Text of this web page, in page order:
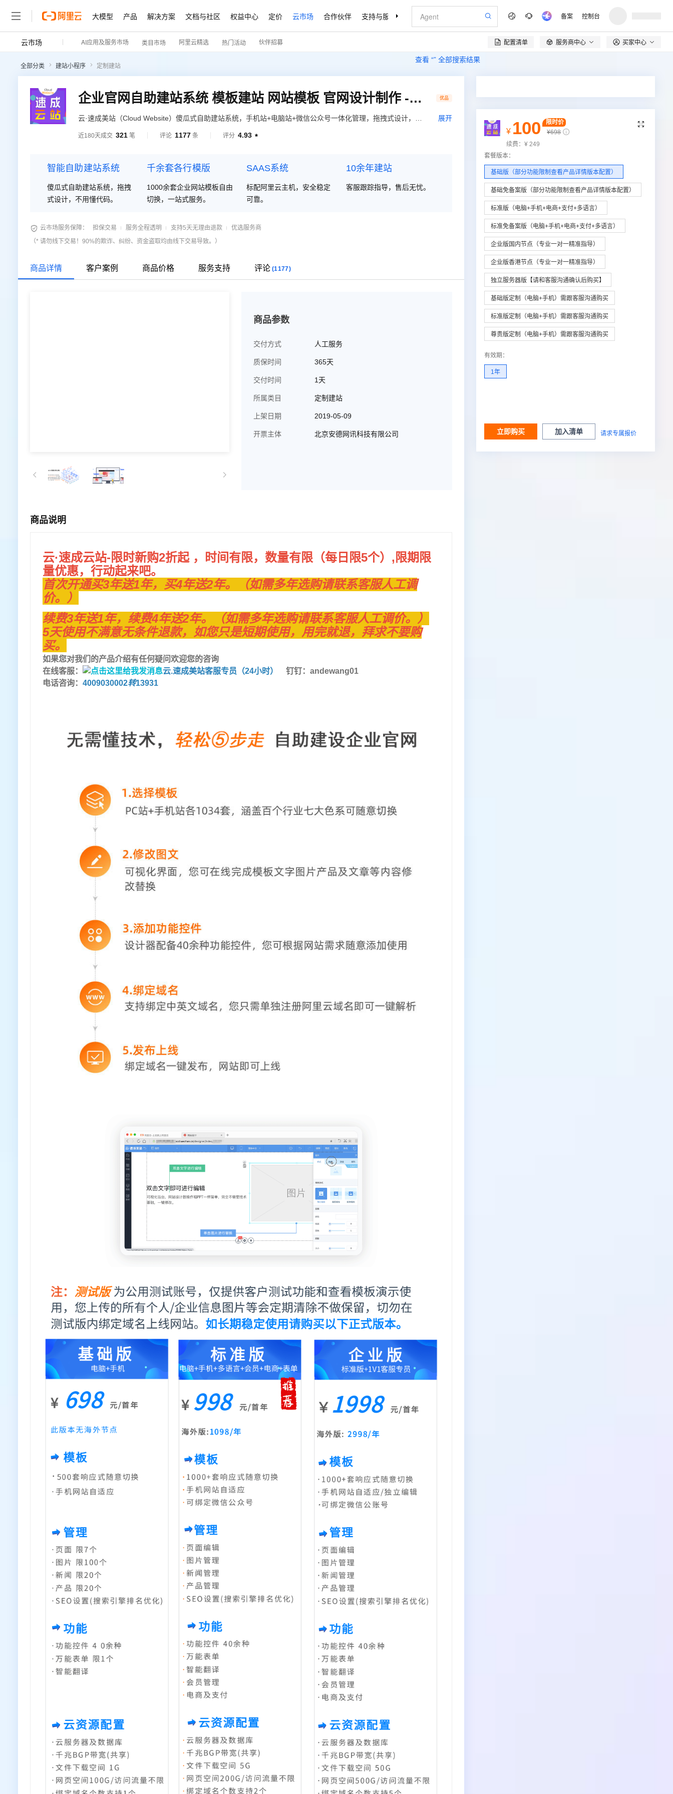
大模型 产品 解决方案 文档与社区 权益中心 定价 云市场 合作伙伴 支持与服务 了解阿里云
查看 “” 全部搜索结果
备案 控制台
云市场 AI应用及服务市场 类目市场 阿里云精选 热门活动 伙伴招募 配置清单  服务商中心 买家中心
全部分类 建站小程序 定制建站
企业官网自助建站系统 模板建站 网站模板 官网设计制作 -速成云站 优品
云·速成美站（Cloud Website）傻瓜式自助建站系统，手机站+电脑站+微信公众号一体化管理，拖拽式设计，不
展开
近180天成交 321 笔 评论 1177 条 评分 4.93 
智能自助建站系统
傻瓜式自助建站系统，拖拽
式设计，不用懂代码。
千余套各行模版
1000余套企业网站模板自由
切换，一站式服务。
SAAS系统
标配阿里云主机，安全稳定
可靠。
10余年建站
客服跟踪指导，售后无忧。
 云市场服务保障： 担保交易 服务全程透明 支持5天无理由退款
优选服务商
（* 请勿线下交易！90%的欺诈、纠纷、资金盗取均由线下交易导致。）
商品详情 客户案例 商品价格 服务支持 评论 (1177)
商品参数
交付方式 人工服务
质保时间 365天
交付时间 1天
所属类目 定制建站
上架日期 2019-05-09
开票主体 北京安德网讯科技有限公司
商品说明
云·速成云站-限时新购2折起 ，时间有限，数量有限（每日限5个）,限期限
量优惠，行动起来吧。
首次开通买3年送1年，买4年送2年。（如需多年选购请联系客服人工调
价。）
续费3年送1年，续费4年送2年。（如需多年选购请联系客服人工调价。）
5天使用不满意无条件退款，如您只是短期使用，用完就退，拜求不要购
买。
如果您对我们的产品介绍有任何疑问欢迎您的咨询
在线客服：
云.速成美站客服专员（24小时）
钉钉：andewang01
电话咨询： 4009030002转13931

¥ 100
限时价
¥698
续费：¥ 249
套餐版本：
基础版（部分功能限制查看产品详情版本配置）
基础免备案版（部分功能限制查看产品详情版本配置）
标准版（电脑+手机+电商+支付+多语言）
标准免备案版（电脑+手机+电商+支付+多语言）
企业版国内节点（专业一对一精准指导）
企业版香港节点（专业一对一精准指导）
独立服务器版【请和客服沟通确认后购买】
基础版定制（电脑+手机）需跟客服沟通购买
标准版定制（电脑+手机）需跟客服沟通购买
尊贵版定制（电脑+手机）需跟客服沟通购买
有效期 ：
1年
立即购买 加入清单 请求专属报价